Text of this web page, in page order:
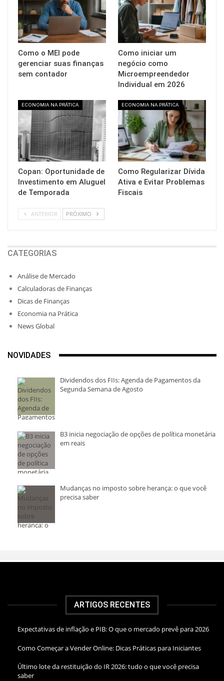
Como o MEI pode
gerenciar suas finanças
sem contador
Como iniciar um
negócio como
Microempreendedor
Individual em 2026
ECONOMIA NA PRÁTICA
Copan: Oportunidade de
Investimento em Aluguel
de Temporada
ECONOMIA NA PRÁTICA
Como Regularizar Dívida
Ativa e Evitar Problemas
Fiscais
ANTERIOR PRÓXIMO
CATEGORIAS
Análise de Mercado
Calculadoras de Finanças
Dicas de Finanças
Economia na Prática
News Global
NOVIDADES
Dividendos dos FIIs: Agenda de Pagamentos da
Segunda Semana de Agosto
B3 inicia negociação de opções de política monetária
em reais
Mudanças no imposto sobre herança: o que você
precisa saber
ARTIGOS RECENTES
Expectativas de inflação e PIB: O que o mercado prevê para 2026
Como Começar a Vender Online: Dicas Práticas para Iniciantes
Último lote da restituição do IR 2026: tudo o que você precisa
saber